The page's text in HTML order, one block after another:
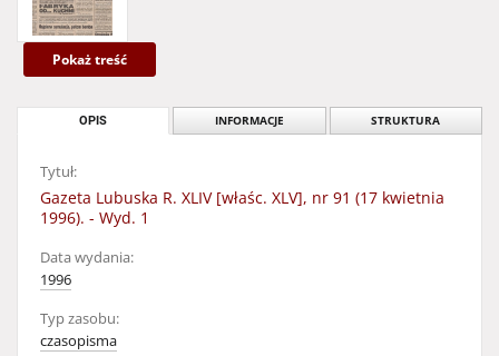
Pokaż treść
OPIS INFORMACJE STRUKTURA
Tytuł:
Gazeta Lubuska R. XLIV [właśc. XLV], nr 91 (17 kwietnia
1996). - Wyd. 1
Data wydania:
1996
Typ zasobu:
czasopisma